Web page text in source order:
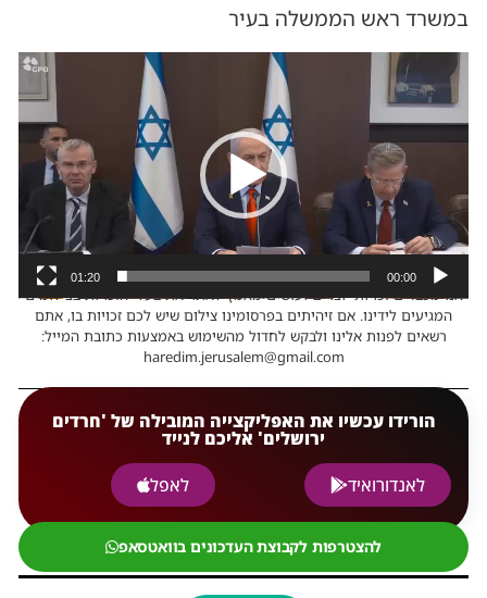
במשרד ראש הממשלה בעיר
נגן
וידאו
00:00
01:20
אנו מכבדים זכויות יוצרים ועושים מאמץ לאתר את בעלי הזכויות בצילומים
המגיעים לידינו. אם זיהיתים בפרסומינו צילום שיש לכם זכויות בו, אתם
רשאים לפנות אלינו ולבקש לחדול מהשימוש באמצעות כתובת המייל:
haredim.jerusalem@gmail.com
הורידו עכשיו את האפליקצייה המובילה של 'חרדים
ירושלים' אליכם לנייד
לאנדורואיד
לאפל
להצטרפות לקבוצת העדכונים בוואטסאפ